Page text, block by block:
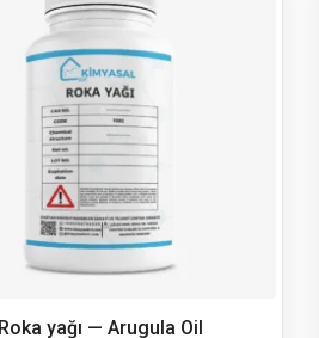
Roka yağı — Arugula Oil